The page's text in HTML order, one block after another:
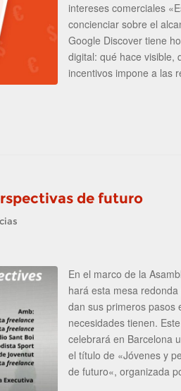
intereses comerciales
concienciar sobre el
Google Discover tiene
digital: qué hace visible,
incentivos impone a las
de futuro
En el marco de la
hará esta mesa
dan sus primeros pasos
necesidades tienen.
celebrará en Barcelona
el título de «Jóvenes y
de futuro«, organizada